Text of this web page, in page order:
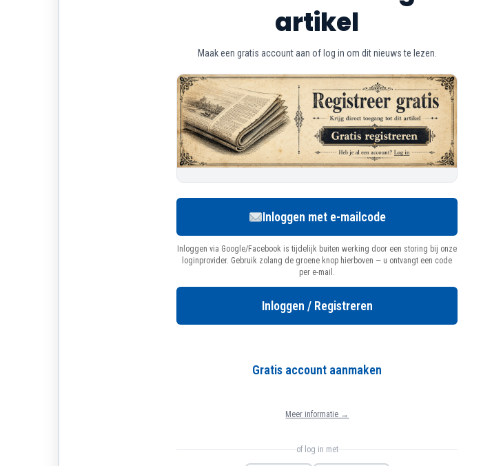
artikel
Maak een gratis account aan of log in om dit nieuws te lezen.
Inloggen met e-mailcode
Inloggen via Google/Facebook is tijdelijk buiten werking door een storing bij onze
loginprovider. Gebruik zolang de groene knop hierboven — u ontvangt een code
per e-mail.
Inloggen / Registreren
Gratis account aanmaken
Meer informatie →
of log in met